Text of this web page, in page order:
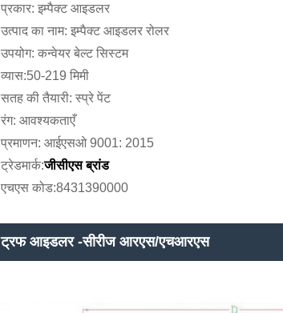
प्रकार: इम्पैक्ट आइडलर
उत्पाद का नाम: इम्पैक्ट आइडलर रोलर
उपयोग: कन्वेयर बेल्ट सिस्टम
व्यास:50-219 मिमी
सतह की तैयारी: स्प्रे पेंट
रंग: आवश्यकताएँ
प्रमाणन: आईएसओ 9001: 2015
ट्रेडमार्क:जीसीएस ब्रांड
एचएस कोड:8431390000
ट्रफ आइडलर -सीरीज आरएस/एचआरएस